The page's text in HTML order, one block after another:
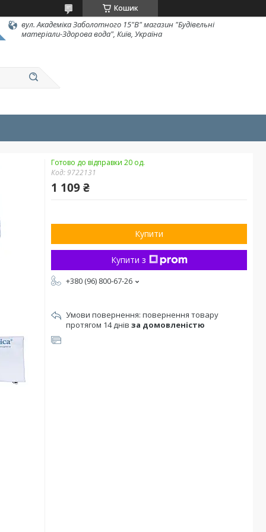
Кошик
вул. Академіка Заболотного 15"В" магазин "Будівельні
матеріали-Здорова вода", Київ, Україна
Готово до відправки 20 од.
Код:9722131
1 109 ₴
Купити
Купити з
+380 (96) 800-67-26
повернення товару
протягом 14 днів за домовленістю